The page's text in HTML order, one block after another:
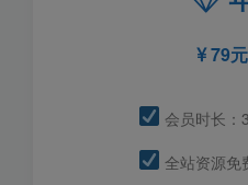
79元
会员时长：
全站资源免